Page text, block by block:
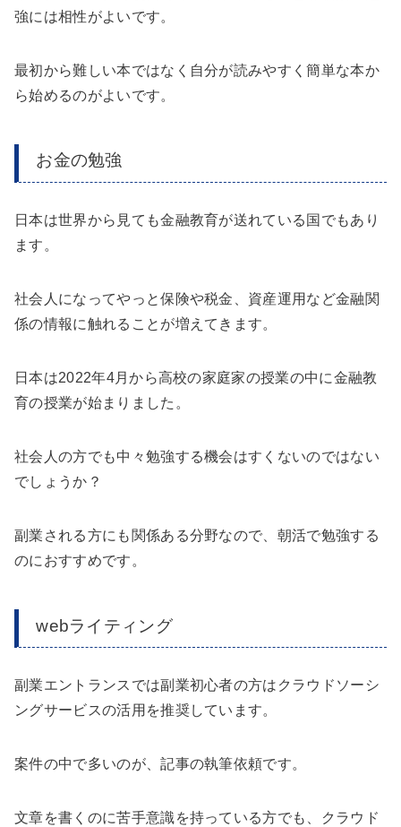
強には相性がよいです。
最初から難しい本ではなく自分が読みやすく簡単な本か
ら始めるのがよいです。
お金の勉強
日本は世界から見ても金融教育が送れている国でもあり
ます。
社会人になってやっと保険や税金、資産運用など金融関
係の情報に触れることが増えてきます。
日本は2022年4月から高校の家庭家の授業の中に金融教
育の授業が始まりました。
社会人の方でも中々勉強する機会はすくないのではない
でしょうか？
副業される方にも関係ある分野なので、朝活で勉強する
のにおすすめです。
webライティング
副業エントランスでは副業初心者の方はクラウドソーシ
ングサービスの活用を推奨しています。
案件の中で多いのが、記事の執筆依頼です。
文章を書くのに苦手意識を持っている方でも、クラウド